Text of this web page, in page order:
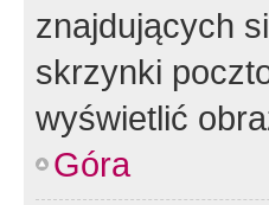
znajdujących
skrzynki
wyświetlić
Góra